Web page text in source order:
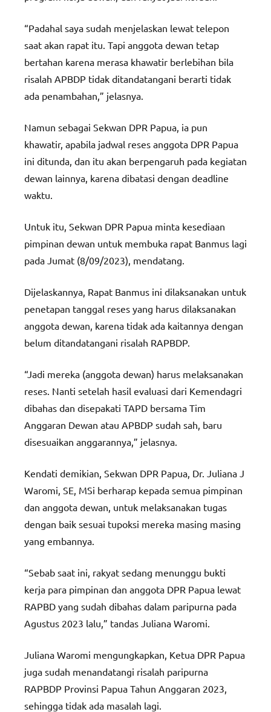
“Padahal saya sudah menjelaskan lewat telepon
saat akan rapat itu. Tapi anggota dewan tetap
bertahan karena merasa khawatir berlebihan bila
risalah APBDP tidak ditandatangani berarti tidak
ada penambahan,” jelasnya.
Namun sebagai Sekwan DPR Papua, ia pun
khawatir, apabila jadwal reses anggota DPR Papua
ini ditunda, dan itu akan berpengaruh pada kegiatan
dewan lainnya, karena dibatasi dengan deadline
waktu.
Untuk itu, Sekwan DPR Papua minta kesediaan
pimpinan dewan untuk membuka rapat Banmus lagi
pada Jumat (8/09/2023), mendatang.
Dijelaskannya, Rapat Banmus ini dilaksanakan untuk
penetapan tanggal reses yang harus dilaksanakan
anggota dewan, karena tidak ada kaitannya dengan
belum ditandatangani risalah RAPBDP.
“Jadi mereka (anggota dewan) harus melaksanakan
reses. Nanti setelah hasil evaluasi dari Kemendagri
dibahas dan disepakati TAPD bersama Tim
Anggaran Dewan atau APBDP sudah sah, baru
disesuaikan anggarannya,” jelasnya.
Kendati demikian, Sekwan DPR Papua, Dr. Juliana J
Waromi, SE, MSi berharap kepada semua pimpinan
dan anggota dewan, untuk melaksanakan tugas
dengan baik sesuai tupoksi mereka masing masing
yang embannya.
“Sebab saat ini, rakyat sedang menunggu bukti
kerja para pimpinan dan anggota DPR Papua lewat
RAPBD yang sudah dibahas dalam paripurna pada
Agustus 2023 lalu,” tandas Juliana Waromi.
Juliana Waromi mengungkapkan, Ketua DPR Papua
juga sudah menandatangi risalah paripurna
RAPBDP Provinsi Papua Tahun Anggaran 2023,
sehingga tidak ada masalah lagi.